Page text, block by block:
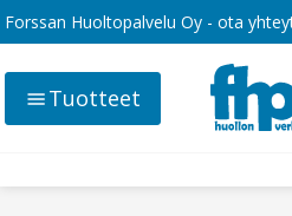
Forssan Huoltopalvelu Oy - ota
Tuotteet